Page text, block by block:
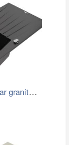
MEXEN - Cesar granitový dřez s…